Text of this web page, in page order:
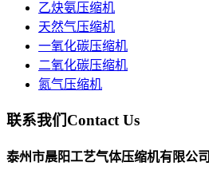
乙炔氨压缩机
天然气压缩机
一氧化碳压缩机
二氧化碳压缩机
氮气压缩机
联系我们Contact Us
泰州市晨阳工艺气体压缩机有限公司